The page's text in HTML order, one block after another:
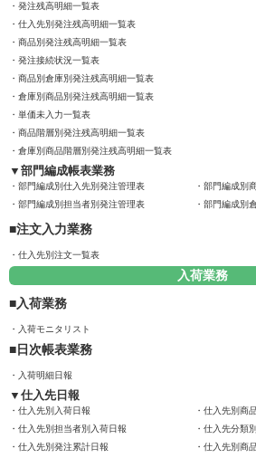
発注残高明細一覧表
仕入先別発注残高明細一覧表
商品別発注残高明細一覧表
発注接続状況一覧表
商品別倉庫別発注残高明細一覧表
倉庫別商品別発注残高明細一覧表
単価未入力一覧表
商品階層別発注残高明細一覧表
倉庫別商品階層別発注残高明細一覧表
部門編成帳表業務
部門編成別仕入先別発注管理表
部門編成別
部門編成別担当者別発注管理表
部門編成別
注文入力業務
仕入先別注文一覧表
入荷業務
入荷業務
入荷モニタリスト
日次帳表業務
入荷明細日報
仕入先日報
仕入先別入荷日報
仕入先別商
仕入先別担当者別入荷日報
仕入先分類
仕入先別発注累計日報
仕入先別商